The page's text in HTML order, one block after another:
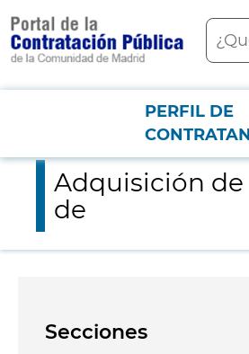
contenido
principal
Menú PCON
PERFIL DE
Adquisición de pulsioxímetros
Adquisición
de
Secciones